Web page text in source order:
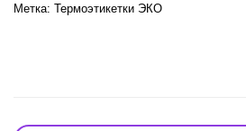
Метка: Термоэтикетки ЭКО